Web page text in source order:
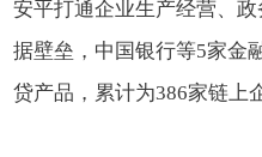
安平打通企业生产经营、
据壁垒，中国银行等5家金
贷产品，累计为386家链上